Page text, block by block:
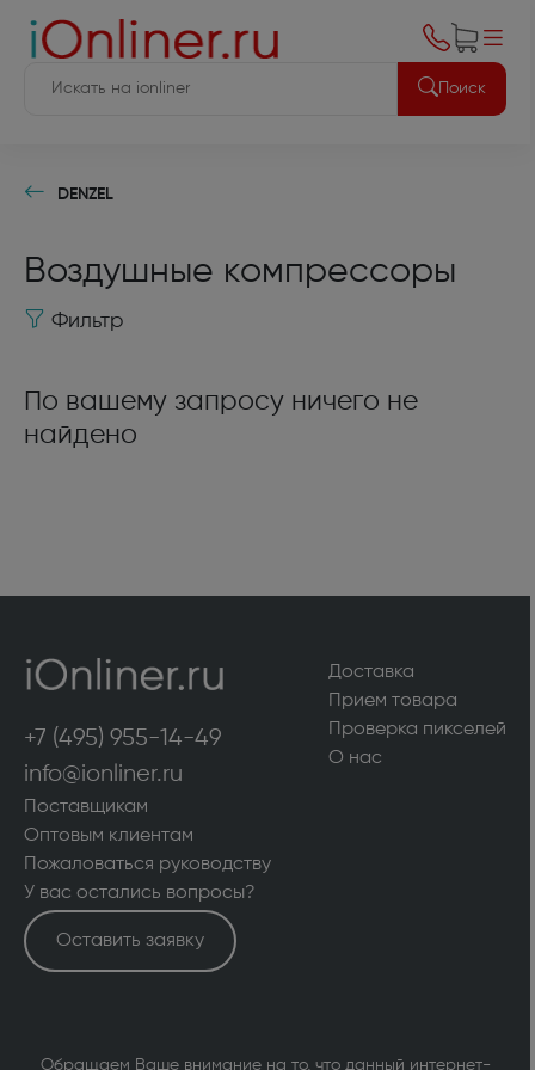
Поиск
DENZEL
Воздушные компрессоры
Фильтр
По вашему запросу ничего не
найдено
+7 (495) 955-14-49
info@ionliner.ru
Доставка
Прием товара
Проверка пикселей
О нас
Поставщикам
Оптовым клиентам
Пожаловаться руководству
У вас остались вопросы?
Оставить заявку
Обращаем Ваше внимание на то, что данный интернет-